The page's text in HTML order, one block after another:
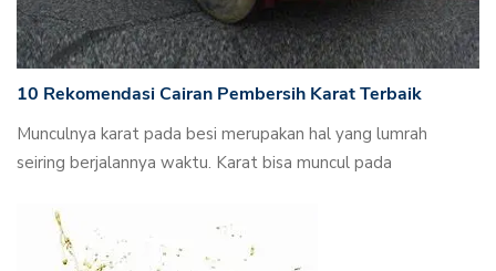
10 Rekomendasi Cairan Pembersih Karat Terbaik
Munculnya karat pada besi merupakan hal yang lumrah
seiring berjalannya waktu. Karat bisa muncul pada